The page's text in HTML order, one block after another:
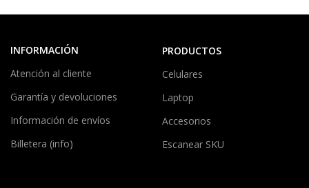
INFORMACIÓN
Atención al cliente
Garantía y devoluciones
Información de envíos
Billetera (info)
PRODUCTOS
Celulares
Laptop
Accesorios
Escanear SKU